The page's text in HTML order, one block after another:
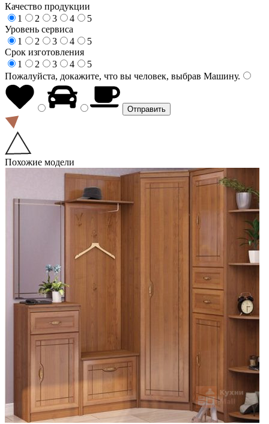
Качество продукции
1
2 3 4
5
Уровень сервиса
1
2 3 4
5
Срок изготовления
1
2 3 4
5
Пожалуйста, докажите, что вы человек, выбрав Машину.
Похожие модели